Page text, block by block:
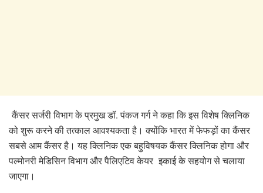
कैंसर सर्जरी विभाग के प्रमुख डॉ. पंकज गर्ग ने कहा कि इस विशेष क्लिनिक
को शुरू करने की तत्काल आवश्यकता है। क्योंकि भारत में फेफड़ों का कैंसर
सबसे आम कैंसर है। यह क्लिनिक एक बहुविषयक कैंसर क्लिनिक होगा और
पल्मोनरी मेडिसिन विभाग और पैलिएटिव केयर इकाई के सहयोग से चलाया
जाएगा।